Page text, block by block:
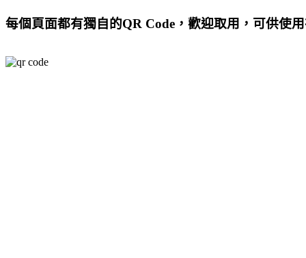
每個頁面都有獨自的QR Code，歡迎取用，可供使